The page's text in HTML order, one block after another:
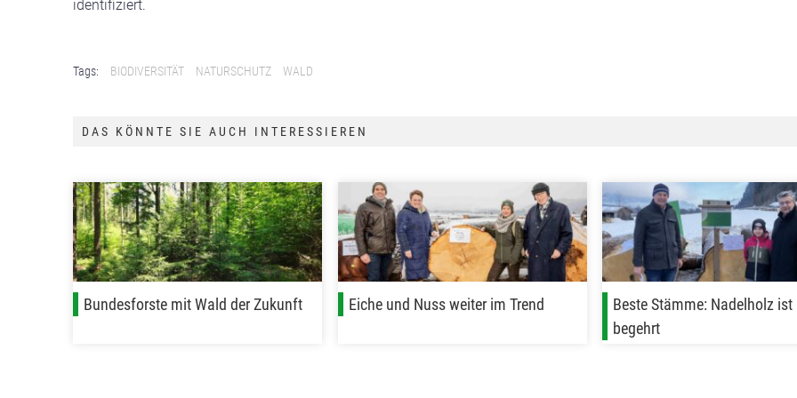
identifiziert.
Tags: BIODIVERSITÄT NATURSCHUTZ WALD
DAS KÖNNTE SIE AUCH INTERESSIEREN
Bundesforste mit Wald der Zukunft Eiche und Nuss weiter im Trend
Beste Stämme: Nadelholz ist
begehrt